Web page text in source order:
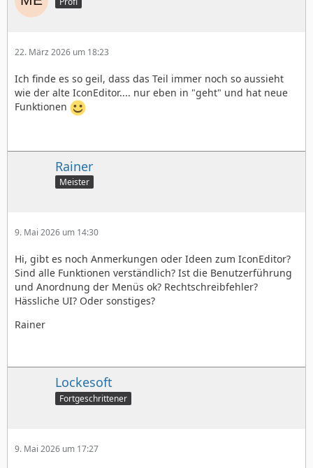
22. März 2026 um 18:23
Ich finde es so geil, dass das Teil immer noch so aussieht
wie der alte IconEditor.... nur eben in "geht" und hat neue
Funktionen
Rainer
Meister
9. Mai 2026 um 14:30
Hi, gibt es noch Anmerkungen oder Ideen zum IconEditor?
Sind alle Funktionen verständlich? Ist die Benutzerführung
und Anordnung der Menüs ok? Rechtschreibfehler?
Hässliche UI? Oder sonstiges?
Rainer
Lockesoft
Fortgeschrittener
9. Mai 2026 um 17:27